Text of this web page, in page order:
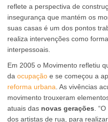
reflete a perspectiva de
insegurança que mantém os
suas casas é um dos pontos
realiza intervenções como
interpessoais.
Em 2005 o Movimento refletiu
da ocupação e se começou a
reforma urbana. As vivências
movimento trouxeram
atuais das novas gerações.
dos artistas de rua, para